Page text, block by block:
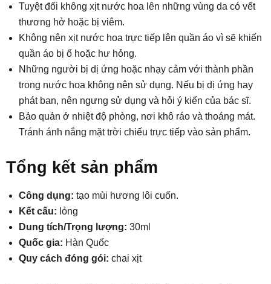
Tuyệt đối không xịt nước hoa lên những vùng da có vết
thương hở hoặc bị viêm.
Không nên xịt nước hoa trực tiếp lên quần áo vì sẽ khiến
quần áo bị ố hoặc hư hỏng.
Những người bị dị ứng hoặc nhạy cảm với thành phần
trong nước hoa không nên sử dụng. Nếu bị dị ứng hay
phát ban, nên ngưng sử dụng và hỏi ý kiến của bác sĩ.
Bảo quản ở nhiệt độ phòng, nơi khô ráo và thoáng mát.
Tránh ánh nắng mặt trời chiếu trực tiếp vào sản phẩm.
Tổng kết sản phẩm
Công dụng: tạo mùi hương lôi cuốn.
Kết cấu: lỏng
Dung tích/Trọng lượng: 30ml
Quốc gia: Hàn Quốc
Quy cách đóng gói: chai xịt